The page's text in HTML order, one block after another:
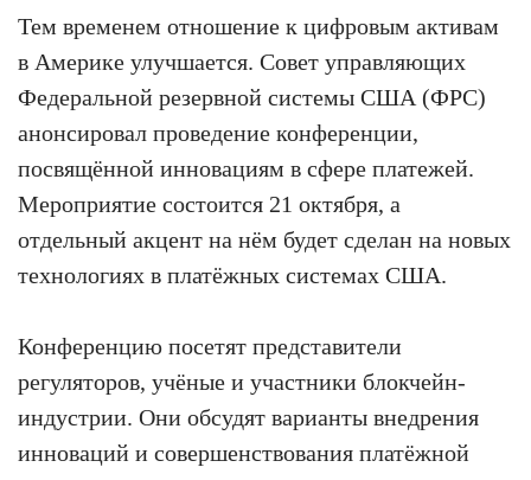
Тем временем отношение к цифровым активам
в Америке улучшается. Совет управляющих
Федеральной резервной системы США (ФРС)
анонсировал проведение конференции,
посвящённой инновациям в сфере платежей.
Мероприятие состоится 21 октября, а
отдельный акцент на нём будет сделан на новых
технологиях в платёжных системах США.
Конференцию посетят представители
регуляторов, учёные и участники блокчейн-
индустрии. Они обсудят варианты внедрения
инноваций и совершенствования платёжной